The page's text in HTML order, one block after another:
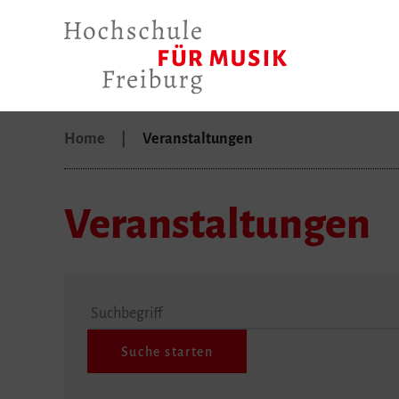
Home Veranstaltungen
Veranstaltungen
Suchbegriff